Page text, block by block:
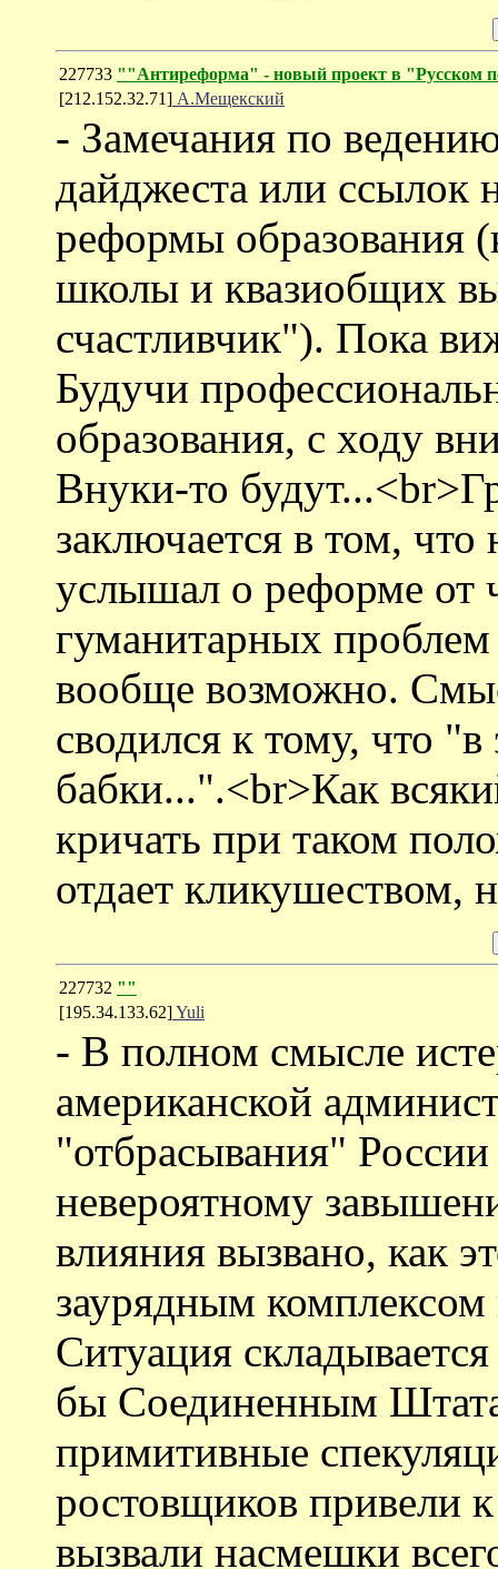
227733 ""Антиреформа" - новый проект в "Русском
[212.152.32.71] А.Мещекский
- Замечания по
дайджеста или ссылок
реформы образования
школы и квазиобщих
счастливчик"). Пока
Будучи
образования, с ходу
Внуки-то
заключается в том, что
услышал о реформе от
гуманитарных проблем
вообще возможно.
сводился к тому, что
бабки...".<br>Как
кричать при таком
отдает кликушеством,
227732 ""
[195.34.133.62]Yuli
- В полном смысле
американской
"отбрасывания"
невероятному
влияния вызвано, как
заурядным
Ситуация
бы Соединенным
примитивные
ростовщиков привели
вызвали насмешки